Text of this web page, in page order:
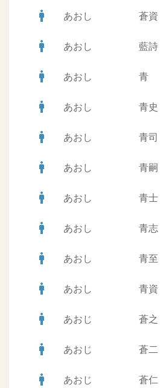
man あおし 蒼資
man あおし 藍詩
man あおし 青
man あおし 青史
man あおし 青司
man あおし 青嗣
man あおし 青士
man あおし 青志
man あおし 青至
man あおし 青資
man あおじ 蒼之
man あおじ 蒼二
man あおじ 蒼仁